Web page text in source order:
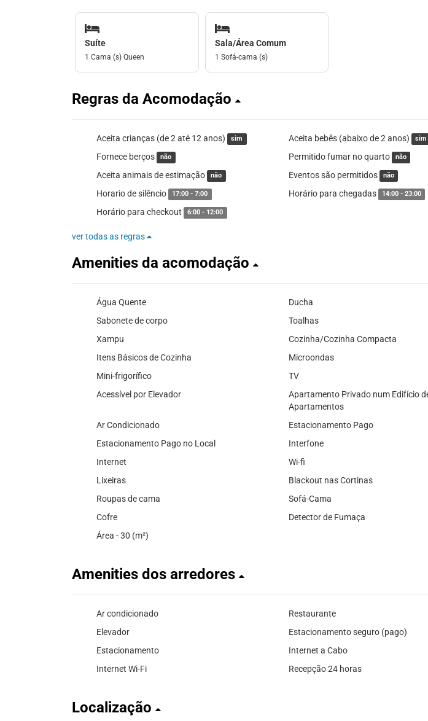
Suíte
1 Cama (s) Queen
Sala/Área Comum
1 Sofá-cama (s)
Regras da Acomodação
Aceita crianças (de 2 até 12 anos) sim Aceita bebês (abaixo de 2 anos) sim
Fornece berços não Permitido fumar no quarto não
Aceita animais de estimação não Eventos são permitidos não
Horario de silêncio 17:00 - 7:00 Horário para chegadas 14:00 - 23:00
Horário para checkout 6:00 - 12:00
ver todas as regras
Amenities da acomodação
Água Quente
Ducha
Sabonete de corpo
Toalhas
Xampu
Cozinha/Cozinha Compacta
Itens Básicos de Cozinha
Microondas
Mini-frigorífico
TV
Acessível por Elevador
Apartamento Privado num Edifício
Apartamentos
Ar Condicionado
Estacionamento Pago
Estacionamento Pago no Local
Interfone
Internet
Wi-fi
Lixeiras
Blackout nas Cortinas
Roupas de cama
Sofá-Cama
Cofre
Detector de Fumaça
Área - 30 (m²)
Amenities dos arredores
Ar condicionado
Restaurante
Elevador
Estacionamento seguro (pago)
Estacionamento
Internet a Cabo
Internet Wi-Fi
Recepção 24 horas
Localização